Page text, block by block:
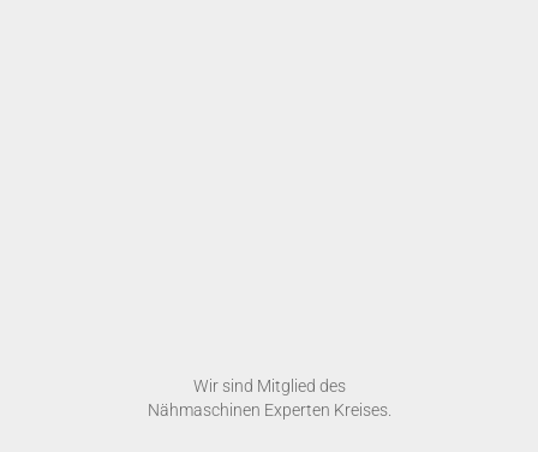
Wir sind Mitglied des
Nähmaschinen Experten Kreises.